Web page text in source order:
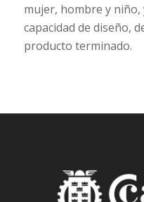
mujer, hombre y
capacidad de diseño,
producto terminado.